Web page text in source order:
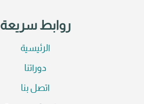
روابط سريعة
الرئيسية
دوراتنا
اتصل بنا